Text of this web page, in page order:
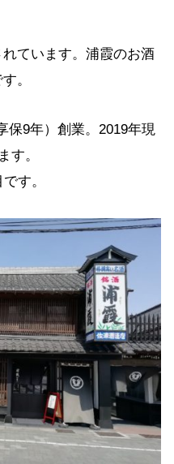
ています。浦霞のお酒
。
保9年）創業。2019年現
す。
す。